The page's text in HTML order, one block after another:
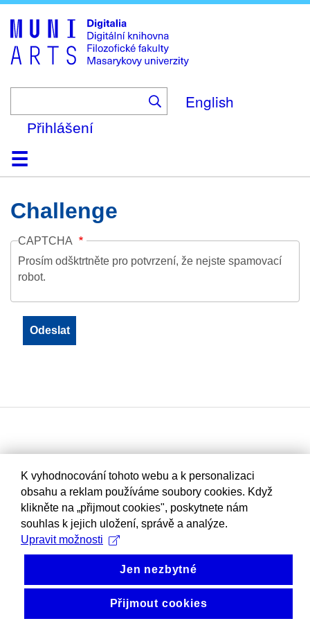
to
main
content
English
Přihlášení
DomůKolekce
Prohlížení
Vyhledávání
O platformě
Nápověda
KontaktDigitalia
Challenge
CAPTCHA
Prosím odšktrtněte pro potvrzení, že nejste spamovací
robot.
K vyhodnocování tohoto webu a k personalizaci
obsahu a reklam používáme soubory cookies. Když
klikněte na „přijmout cookies", poskytnete nám
souhlas k jejich uložení, správě a analýze.
Upravit možnosti
Jen nezbytné
Přijmout cookies